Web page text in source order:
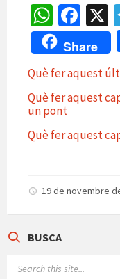
W
h
at
sA
p
p
Fa
ce
b
o
o
k
X
Share
Què fer aquest
Què fer aquest
un pont
Què fer aquest
19 de novembre
BUSCA